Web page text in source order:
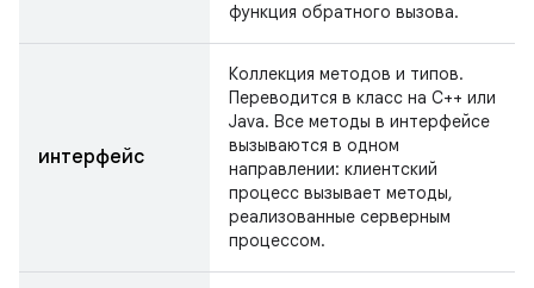
функция обратного вызова.
интерфейс
Коллекция методов и типов.
Переводится в класс на C++ или
Java. Все методы в интерфейсе
вызываются в одном
направлении: клиентский
процесс вызывает методы,
реализованные серверным
процессом.